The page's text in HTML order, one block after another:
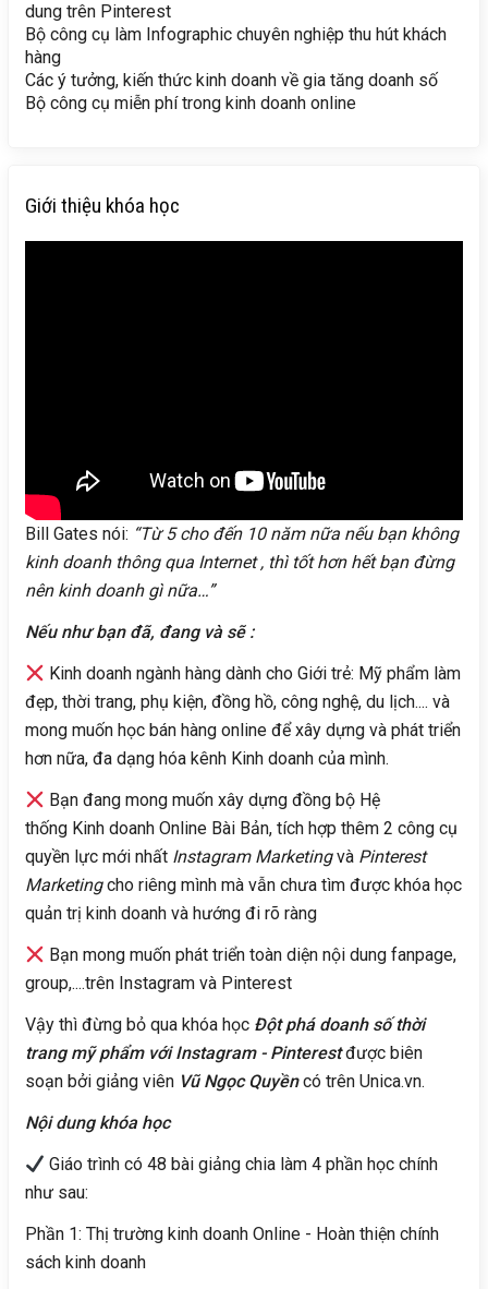
dung trên Pinterest
Bộ công cụ làm Infographic chuyên nghiệp thu hút khách
hàng
Các ý tưởng, kiến thức kinh doanh về gia tăng doanh số
Bộ công cụ miễn phí trong kinh doanh online
Giới thiệu khóa học
Bill Gates nói: “Từ 5 cho đến 10 năm nữa nếu bạn không
kinh doanh thông qua Internet , thì tốt hơn hết bạn đừng
nên kinh doanh gì nữa…”
Nếu như bạn đã, đang và sẽ :
Kinh doanh ngành hàng dành cho Giới trẻ: Mỹ phẩm làm
đẹp, thời trang, phụ kiện, đồng hồ, công nghệ, du lịch.... và
mong muốn học bán hàng online để xây dựng và phát triển
hơn nữa, đa dạng hóa kênh Kinh doanh của mình.
Bạn đang mong muốn xây dựng đồng bộ Hệ
thống Kinh doanh Online Bài Bản, tích hợp thêm 2 công cụ
quyền lực mới nhất Instagram Marketingvà Pinterest
Marketingcho riêng mình mà vẫn chưa tìm được khóa học
quản trị kinh doanh và hướng đi rõ ràng
Bạn mong muốn phát triển toàn diện nội dung fanpage,
group,....trên Instagram và Pinterest
Vậy thì đừng bỏ qua khóa học Đột phá doanh số thời
trang mỹ phẩm với Instagram - Pinterestđược biên
soạn bởi giảng viên Vũ Ngọc Quyềncó trên Unica.vn.
Nội dung khóa học
Giáo trình có 48 bài giảng chia làm 4 phần học chính
như sau:
Phần 1: Thị trường kinh doanh Online - Hoàn thiện chính
sách kinh doanh